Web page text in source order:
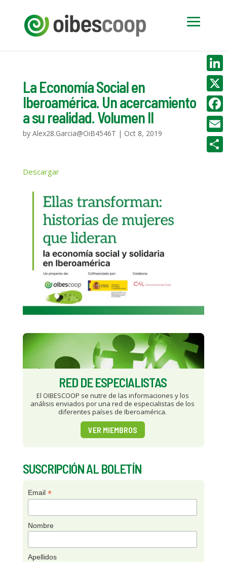
La Economía Social en
Iberoamérica. Un acercamiento
a su realidad. Volumen II
by Alex28.Garcia@OiB4546T | Oct 8, 2019
Descargar
RED DE ESPECIALISTAS
El OIBESCOOP se nutre de las informaciones y los
análisis enviados por una red de especialistas de los
diferentes países de Iberoamérica.
VER MIEMBROS
SUSCRIPCIÓN AL BOLETÍN
Email *
Nombre
Apellidos
X
Email